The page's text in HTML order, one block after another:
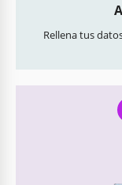
Rellena tus